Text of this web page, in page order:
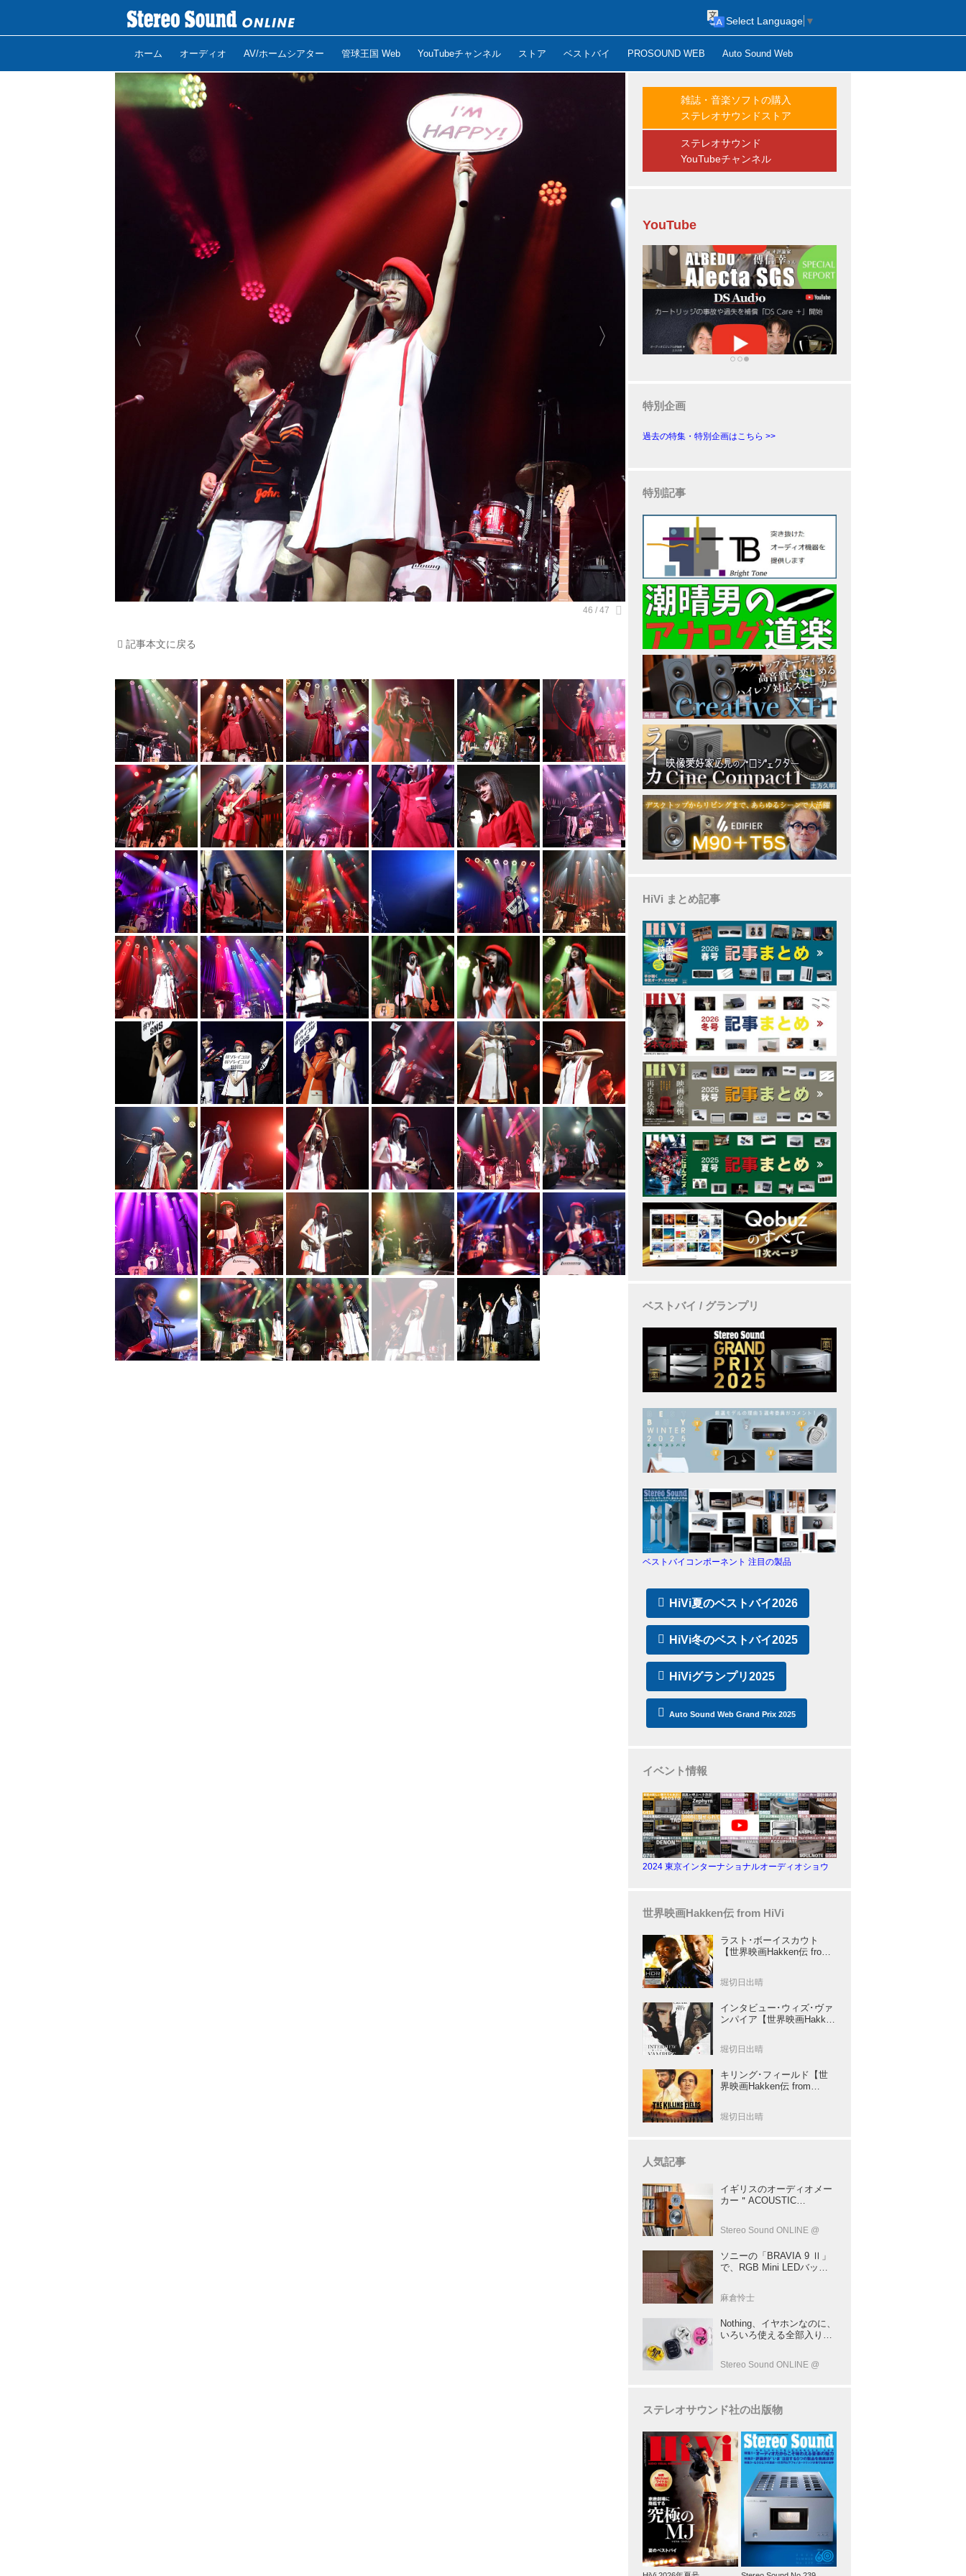
ホーム オーディオ AV/ホームシアター 管球王国 Web YouTubeチャンネル ストア ベストバイ PROSOUND WEB Auto Sound Web
Select Language ▼
記事本文に戻る
雑誌・音楽ソフトの購入
ステレオサウンドストア
ステレオサウンド
YouTubeチャンネル
YouTube
特別企画
過去の特集・特別企画はこちら >>
特別記事
HiVi まとめ記事
ベストバイ / グランプリ
ベストバイコンポーネント 注目の製品
HiVi夏のベストバイ2026
HiVi冬のベストバイ2025
HiViグランプリ2025
Auto Sound Web Grand Prix 2025
イベント情報
2024 東京インターナショナルオーディオショウ
世界映画Hakken伝 from HiVi
ラスト･ボーイスカウト
【世界映画Hakken伝 from
が放つ負け犬アクションの
堀切日出晴
インタビュー･ウィズ･ヴァ
ンパイア【世界映画Hakken
督吸血鬼ホラー
堀切日出晴
キリング･フィールド【世
界映画Hakken伝 from
さぶる傑作
堀切日出晴
人気記事
イギリスのオーディオメー
カー＂ACOUSTIC
「AE1」の40周年記念モデ
Stereo Sound ONLINE @
ソニーの「BRAVIA 9 Ⅱ」
で、RGB Mini LEDバック
リー” だ（後）：麻倉怜士
137
麻倉怜士
Nothing、イヤホンなのに、
いろいろ使える全部入りモ
や、会話も録音できる
Stereo Sound ONLINE @
ステレオサウンド社の出版物